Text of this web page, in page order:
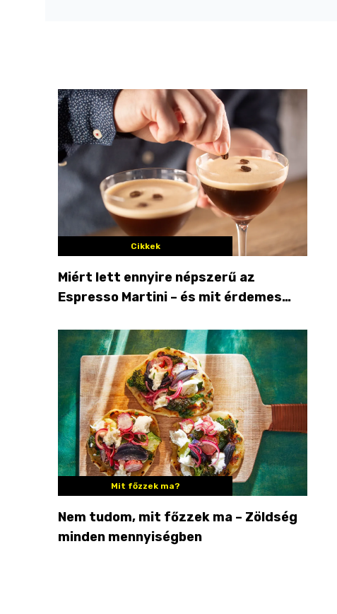
Cikkek
Miért lett ennyire népszerű az
Espresso Martini – és mit érdemes
Mit főzzek ma?
Nem tudom, mit főzzek ma – Zöldség
minden mennyiségben